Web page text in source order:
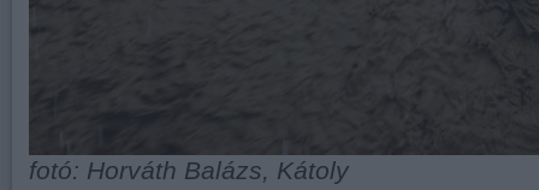
fotó: Horváth Balázs, Kátoly